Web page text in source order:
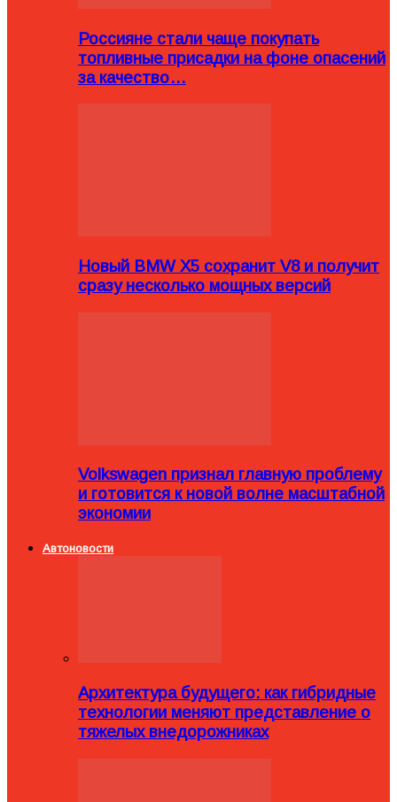
Россияне стали чаще покупать
топливные присадки на фоне опасений
за качество…
Новый BMW X5 сохранит V8 и получит
сразу несколько мощных версий
Volkswagen признал главную проблему
и готовится к новой волне масштабной
экономии
Автоновости
Архитектура будущего: как гибридные
технологии меняют представление о
тяжелых внедорожниках